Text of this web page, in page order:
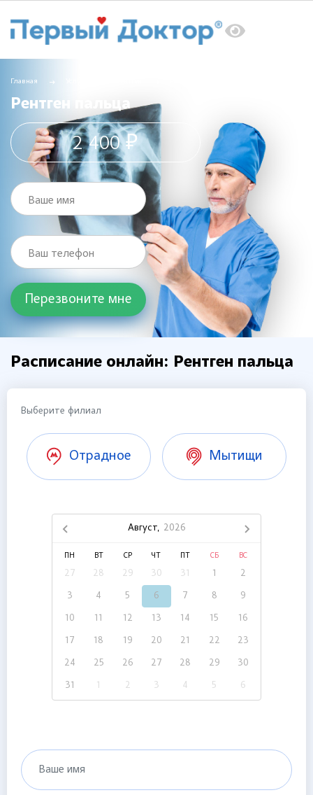
Главная
Рентген пальца
2 400 ₽
Ваше имя
Ваш телефон
Расписание онлайн: Рентген пальца
Выберите филиал
Отрадное Мытищи
Август, 2026
ПН ВТ СР ЧТ СБ ВС
27 28 29 30 31 1 2
3 4 5 6 7 8 9
10 11 12 13 14 15 16
17 18 19 20 21 22 23
24 25 26 27 28 29 30
31 1 2 3 4 5 6
Ваше имя